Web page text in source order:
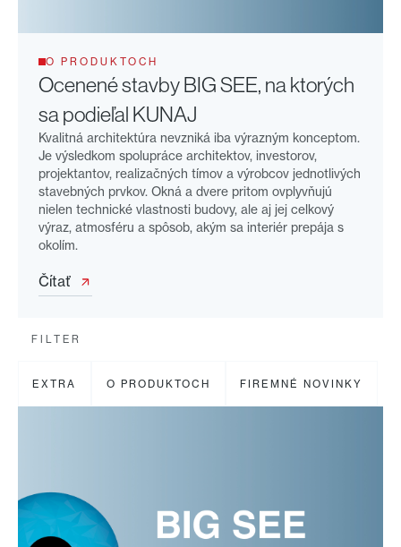
FILTER
EXTRA O PRODUKTOCH FIREMNÉ NOVINKY
O PRODUKTOCH
Ocenené stavby BIG SEE, na ktorých
sa podieľal KUNAJ
Kvalitná architektúra nevzniká iba výrazným konceptom.
Je výsledkom spolupráce architektov, investorov,
projektantov, realizačných tímov a výrobcov jednotlivých
stavebných prvkov. Okná a dvere pritom ovplyvňujú
nielen technické vlastnosti budovy, ale aj jej celkový
výraz, atmosféru a spôsob, akým sa interiér prepája s
okolím.
Čítať